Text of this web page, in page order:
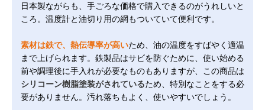
日本製ながらも、手ごろな価格で購入できるのがうれしいと
ころ。温度計と油切り用の網もついていて便利です。
素材は鉄で、熱伝導率が高いため、油の温度をすばやく適温
まで上げられます。鉄製品はサビを防ぐために、使い始める
前や調理後に手入れが必要なものもありますが、この商品は
シリコーン樹脂塗装がされているため、特別なことをする必
要がありません。汚れ落ちもよく、使いやすいでしょう。